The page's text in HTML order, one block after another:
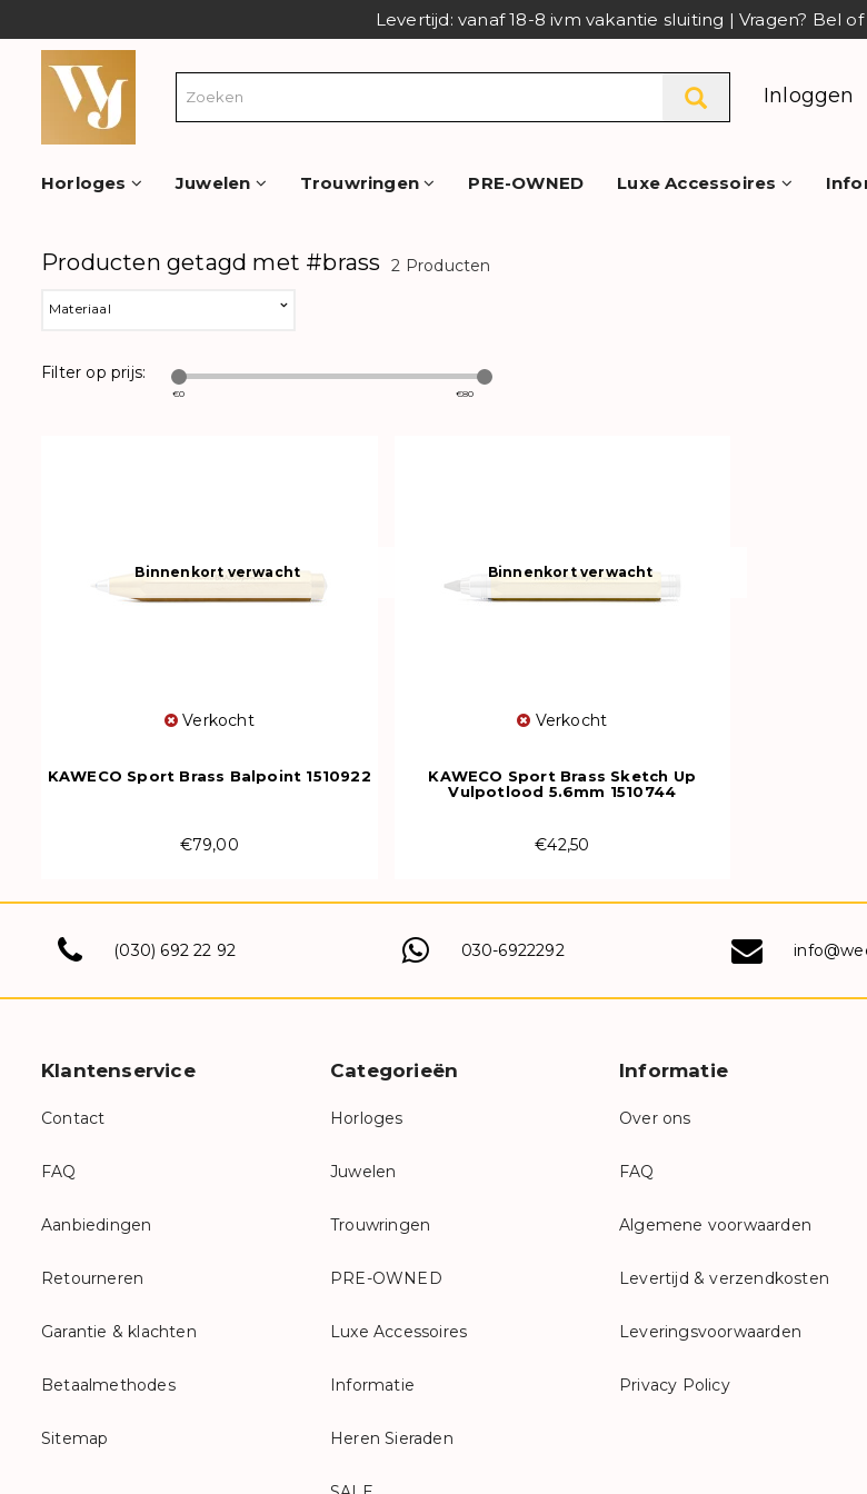
Levertijd: vanaf 18-8 ivm vakantie sluiting | Vragen? Bel
Inloggen
Horloges Juwelen Trouwringen PRE-OWNED Luxe Accessoires
Producten getagd met #brass 2 Producten
Materiaal
Filter op prijs:
€0 €80
Binnenkort verwacht
Verkocht
KAWECO Sport Brass Balpoint 1510922
€79,00
Binnenkort verwacht
Verkocht
KAWECO Sport Brass Sketch Up
Vulpotlood 5.6mm 1510744
€42,50
(030) 692 22 92 030-6922292
Klantenservice
Contact
FAQ
Aanbiedingen
Retourneren
Garantie & klachten
Betaalmethodes
Sitemap
Categorieën
Horloges
Juwelen
Trouwringen
PRE-OWNED
Luxe Accessoires
Informatie
Heren Sieraden
Informatie
Over ons
FAQ
Algemene voorwaarden
Levertijd & verzendkosten
Leveringsvoorwaarden
Privacy Policy